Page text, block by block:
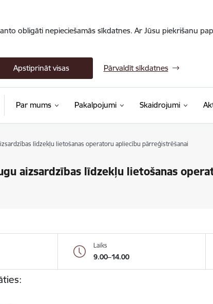
obligāti nepieciešamās sīkdatnes. Ar Jūsu piekrišanu
Apstiprināt visas Pārvaldīt sīkdatnes
Par mums Pakalpojumi Skaidrojumi
līdzekļu lietošanas operatoru apliecību pārreģistrēšanai
aizsardzības līdzekļu lietošanas
Laiks
9.00–14.00